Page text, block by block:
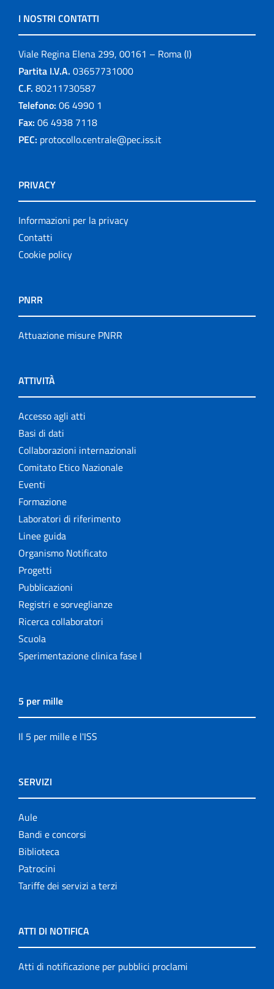
I NOSTRI CONTATTI
Viale Regina Elena 299, 00161 – Roma (I)
Partita I.V.A. 03657731000
C.F. 80211730587
Telefono: 06 4990 1
Fax: 06 4938 7118
PEC: protocollo.centrale@pec.iss.it
PRIVACY
Informazioni per la privacy
Contatti
Cookie policy
PNRR
Attuazione misure PNRR
ATTIVITÀ
Accesso agli atti
Basi di dati
Collaborazioni internazionali
Comitato Etico Nazionale
Eventi
Formazione
Laboratori di riferimento
Linee guida
Organismo Notificato
Progetti
Pubblicazioni
Registri e sorveglianze
Ricerca collaboratori
Scuola
Sperimentazione clinica fase I
5 per mille
Il 5 per mille e l'ISS
SERVIZI
Aule
Bandi e concorsi
Biblioteca
Patrocini
Tariffe dei servizi a terzi
ATTI DI NOTIFICA
Atti di notificazione per pubblici proclami